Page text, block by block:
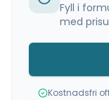
Fyll i
med
Kostnadsfri